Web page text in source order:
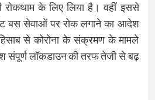
के लिए लिया है। वहीं इससे
बस सेवाओं पर रोक लगाने का आदेश
हिसाब से कोरोना के संक्रमण के मामले
संपूर्ण लॉकडाउन की तरफ तेजी से बढ़